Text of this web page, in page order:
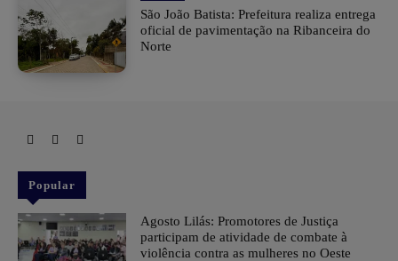
São João Batista: Prefeitura realiza entrega
oficial de pavimentação na Ribanceira do
Norte
Popular
Agosto Lilás: Promotores de Justiça
participam de atividade de combate à
violência contra as mulheres no Oeste